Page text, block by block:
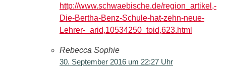
http://www.schwaebische.de/region_artikel,-
Die-Bertha-Benz-Schule-hat-zehn-neue-
Lehrer-_arid,10534250_toid,623.html
Rebecca Sophie
30. September 2016 um 22:27 Uhr